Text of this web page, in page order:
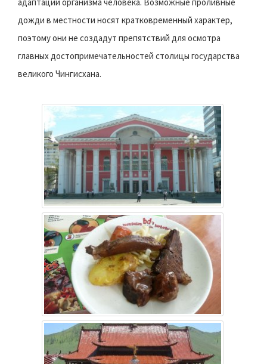
дожди в местности носят кратковременный характер,
поэтому они не создадут препятствий для осмотра
главных достопримечательностей столицы государства
великого Чингисхана.